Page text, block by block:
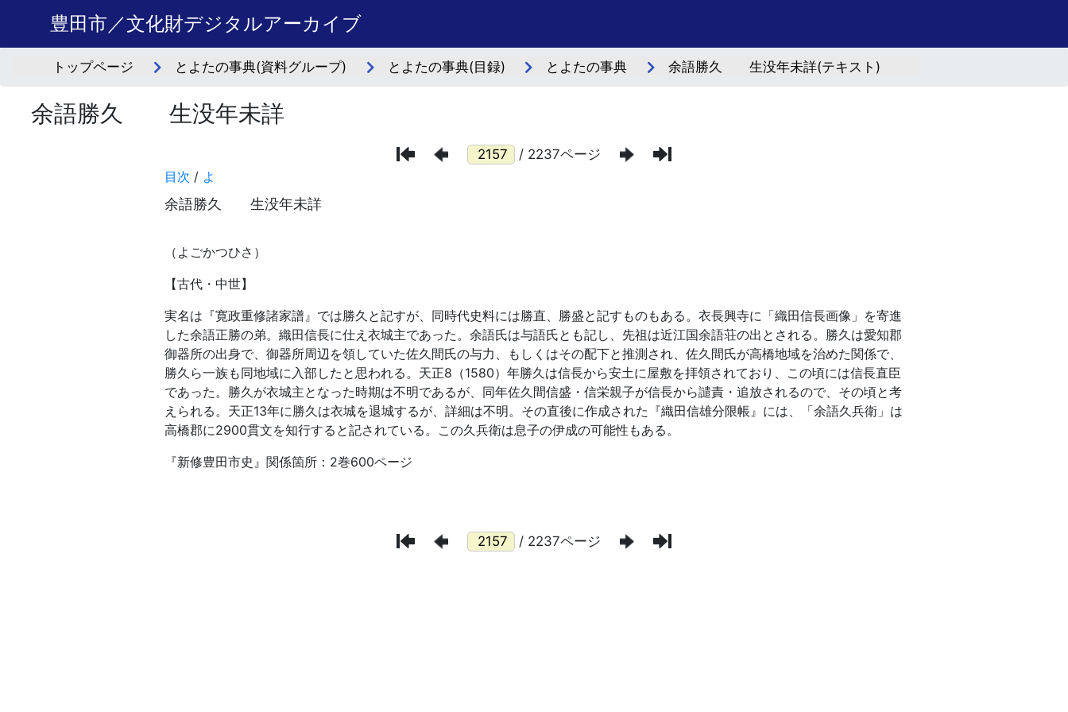
豊田市／文化財デジタルアーカイブ
トップページ とよたの事典(資料グループ) とよたの事典(目録) とよたの事典 余語勝久 生没年未詳(テキスト)
余語勝久 生没年未詳
/ 2237ページ
/ 2237ページ